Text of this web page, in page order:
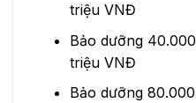
triệu VNĐ
Bảo dưỡng
triệu VNĐ
Bảo dưỡng